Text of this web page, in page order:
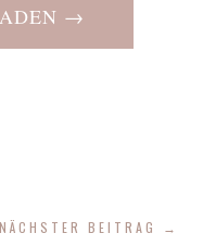
→
NÄCHSTER BEITRAG →